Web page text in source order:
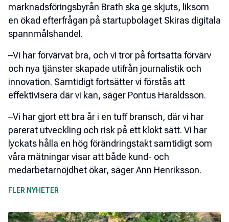
marknadsföringsbyrån Brath ska ge skjuts, liksom
en ökad efterfrågan på startupbolaget Skiras digitala
spannmålshandel.
–Vi har förvärvat bra, och vi tror på fortsatta förvärv
och nya tjänster skapade utifrån journalistik och
innovation. Samtidigt fortsätter vi förstås att
effektivisera där vi kan, säger Pontus Haraldsson.
–Vi har gjort ett bra år i en tuff bransch, där vi har
parerat utveckling och risk på ett klokt sätt. Vi har
lyckats hålla en hög förändringstakt samtidigt som
våra mätningar visar att både kund- och
medarbetarnöjdhet ökar, säger Ann Henriksson.
FLER NYHETER